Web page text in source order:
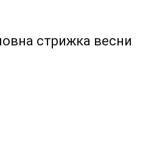
стрижка весни